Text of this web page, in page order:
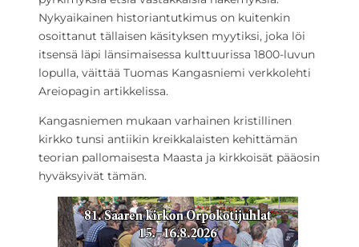
Nykyaikainen historiantutkimus on kuitenkin
osoittanut tällaisen käsityksen myytiksi, joka löi
itsensä läpi länsimaisessa kulttuurissa 1800-luvun
lopulla, väittää Tuomas Kangasniemi verkkolehti
Areiopagin artikkelissa.
Kangasniemen mukaan varhainen kristillinen
kirkko tunsi antiikin kreikkalaisten kehittämän
teorian pallomaisesta Maasta ja kirkkoisät pääosin
hyväksyivät tämän.